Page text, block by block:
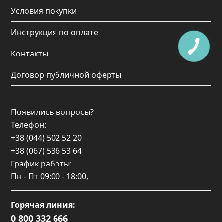
Условия покупки
Инструкция по оплате
Контакты
Договор публичной оферты
Появились вопросы?
Телефон:
+38 (044) 502 52 20
+38 (067) 536 53 64
График работы:
Пн - Пт 09:00 - 18:00,
Горячая линия:
0 800 332 666